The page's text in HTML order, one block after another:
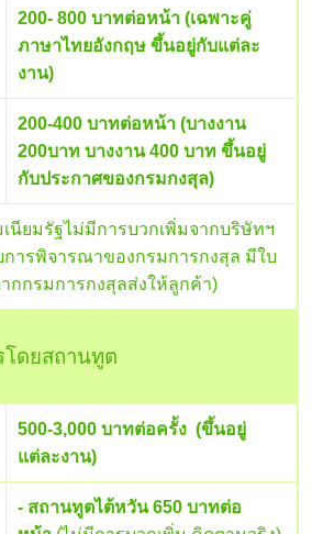
200- 800 บาทต่อหน้า (เฉพาะคู่
ภาษาไทยอังกฤษ ขึ้นอยู่กับแต่ละ
งาน)
200-400 บาทต่อหน้า (บางงาน
200บาท บางงาน 400 บาท ขึ้นอยู่
กับประกาศของกรมกงสุล)
นียมรัฐไม่มีการบวกเพิ่มจากบริษัทฯ
ารพิจารณาของกรมการกงสุล มีใบ
ากกรมการกงสุลส่งให้ลูกค้า)
โดยสถานทูต
500-3,000 บาทต่อครั้ง (ขึ้นอยู่
แต่ละงาน)
- สถานทูตไต้หวัน 650 บาทต่อ